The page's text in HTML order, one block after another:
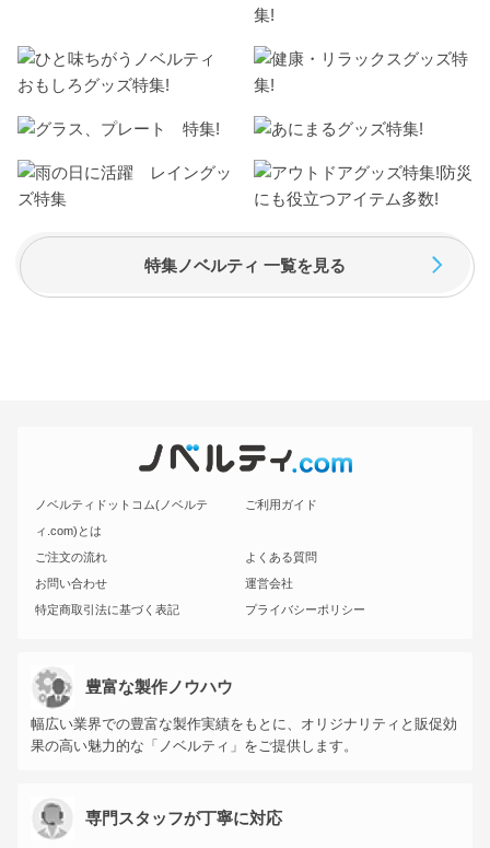
特集ノベルティ 一覧を見る
ノベルティドットコム(ノベルテ
ィ.com)とは
ご利用ガイド
ご注文の流れ
よくある質問
お問い合わせ
運営会社
特定商取引法に基づく表記
プライバシーポリシー
豊富な製作ノウハウ
幅広い業界での豊富な製作実績をもとに、オリジナリティと販促効
果の高い魅力的な「ノベルティ」をご提供します。
専門スタッフが丁寧に対応